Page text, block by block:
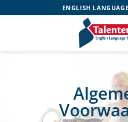
naar
ENGLISH